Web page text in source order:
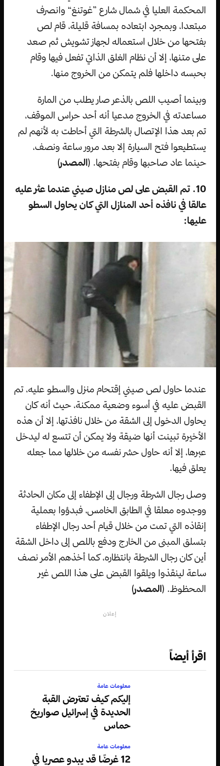
المحكمة العليا في شمال شارع ”غوتنغ“ وانصرف
مبتعدا، وبمجرد ابتعاده بمسافة قليلة، قام لص
بفتحها من خلال استعماله لجهاز تشويش ثم صعد
على متنها، إلا أن نظام الغلق الذاتي تفعل فيها وقام
بحبسه داخلها فلم يتمكن من الخروج منها.
وبينما أصيب اللص بالذعر صار يطلب من المارة
مساعدته في الخروج مدعيا أنه أحد حراس الموقف،
تم بعد هذا الإتصال بالشرطة التي أحاطت به لأنهم لم
يستطيعوا فتح السيارة إلا بعد مرور ساعة ونصف،
حينما عاد صاحبها وقام بفتحها. (المصدر)
10. تم القبض على لص منازل صيني عندما عثر عليه
عالقا في نافذه أحد المنازل التي كان يحاول السطو
عليها:
عندما حاول لص صيني إقتحام منزل والسطو عليه، تم
القبض عليه في أسوء وضعية ممكنة، حيث أنه كان
يحاول الدخول إلى الشقة من خلال نافذتها، إلا أن هذه
الأخيرة تبينت أنها ضيقة ولا يمكن أن تتسع له ليدخل
عبرها، إلا أنه حاول حشر نفسه من خلالها مما جعله
يعلق فيها.
وصل رجال الشرطة ورجال إلى الإطفاء إلى مكان الحادثة
ووجدوه معلقا في الطابق الخامس، فبدؤوا بعملية
إنقاذه التي تمت من خلال قيام أحد رجال الإطفاء
بتسلق المبنى من الخارج ودفع باللص إلى داخل الشقة
أين كان رجال الشرطة بانتظاره، كما أخذهم الأمر نصف
ساعة لينقذوا ويلقوا القبض على هذا اللص غير
المحظوظ. (المصدر)
إعلان
اقرأ أيضاً
معلومات عامة
إليكم كيف تعترض القبة
الحديدة في إسرائيل صواريخ
حماس
معلومات عامة
12 غرضًا قد يبدو عصريا في